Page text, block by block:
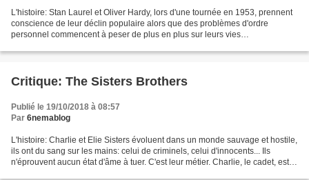
L'histoire: Stan Laurel et Oliver Hardy, lors d'une tournée en 1953, prennent
conscience de leur déclin populaire alors que des problèmes d'ordre
personnel commencent à peser de plus en plus sur leurs vies
Critique: The Sisters Brothers
Publié le 19/10/2018 à 08:57
Par 6nemablog
L'histoire: Charlie et Elie Sisters évoluent dans un monde sauvage et hostile,
ils ont du sang sur les mains: celui de criminels, celui d'innocents... Ils
n'éprouvent aucun état d'âme à tuer. C'est leur métier. Charlie, le cadet, est